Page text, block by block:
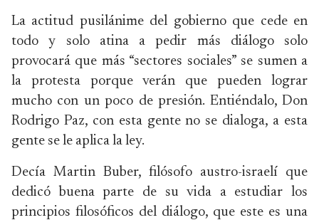
La actitud pusilánime del gobierno que cede en
todo y solo atina a pedir más diálogo solo
provocará que más “sectores sociales” se sumen a
la protesta porque verán que pueden lograr
mucho con un poco de presión. Entiéndalo, Don
Rodrigo Paz, con esta gente no se dialoga, a esta
gente se le aplica la ley.
Decía Martin Buber, filósofo austro-israelí que
dedicó buena parte de su vida a estudiar los
principios filosóficos del diálogo, que este es una